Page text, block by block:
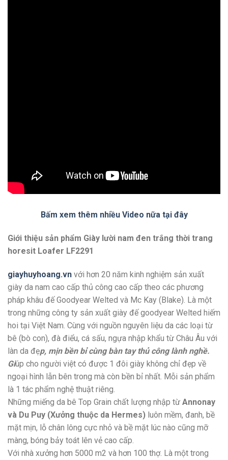
Bấm xem thêm nhiều Video nữa tại đây
Giới thiệu sản phẩm Giày lười nam đen trắng thời trang
horesit Loafer LF2291
giayhuyhoang.vn với hơn 20 năm kinh nghiệm sản xuất
giày da nam cao cấp thủ công cao cấp theo các phương
pháp khâu đế Goodyear Welted và Mc Kay (Blake). Là một
trong những công ty sản xuất giày đế goodyear Welted hiếm
hoi tại Việt Nam. Cùng với nguồn nguyên liệu da các loại từ
bê (bò con), đà điểu, cá sấu, ngựa nhập khẩu từ Châu Âu với
làn da đẹp, mịn bền bỉ cùng bàn tay thủ công lành nghề.
Giúp cho người việt có được 1 đôi giày không chỉ đẹp về
ngoại hình lẫn bên trong mà còn bền bỉ nhất. Mỗi sản phẩm
là 1 tác phẩm nghệ thuật riêng.
Những miếng da bê Top Grain chất lượng nhập từ Annonay
và Du Puy (Xưởng thuộc da Hermes) luôn mềm, đanh, bề
mặt mịn, lỗ chân lông cực nhỏ và bề mặt lúc nào cũng mỡ
màng, bóng bảy toát lên vẻ cao cấp.
Với nhà xưởng hơn 5000 m2 và hơn 100 thợ. Là một trong